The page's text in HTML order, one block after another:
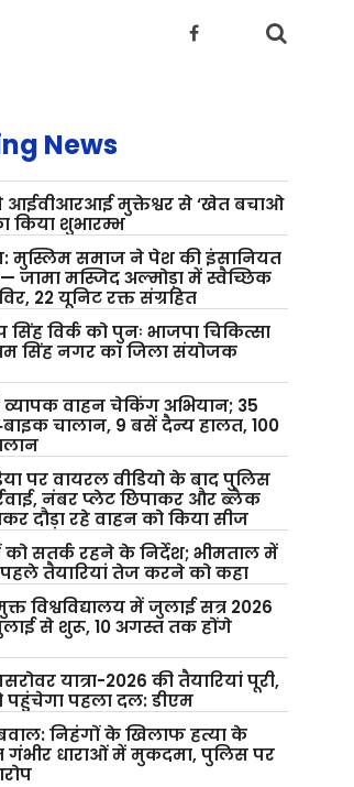
News
आईवीआरआई मुक्तेश्वर से ‘खेत बचाओ
किया शुभारम्भ
मुस्लिम समाज ने पेश की इंसानियत
जामा मस्जिद अल्मोड़ा में स्वैच्छिक
22 यूनिट रक्त संग्रहित
सिंह विर्क को पुनः भाजपा चिकित्सा
सिंह नगर का जिला संयोजक
वाहन चेकिंग अभियान; 35
चालान, 9 बसें दैन्य हालत, 100
पर वायरल वीडियो के बाद पुलिस
नंबर प्लेट छिपाकर और ब्लैक
दौड़ा रहे वाहन को किया सीज
को सतर्क रहने के निर्देश; भीमताल में
तैयारियां तेज करने को कहा
विश्वविद्यालय में जुलाई सत्र 2026
से शुरू, 10 अगस्त तक होंगे
यात्रा-2026 की तैयारियां पूरी,
पहुंचेगा पहला दल: डीएम
निहंगों के खिलाफ हत्या के
गंभीर धाराओं में मुकदमा, पुलिस पर